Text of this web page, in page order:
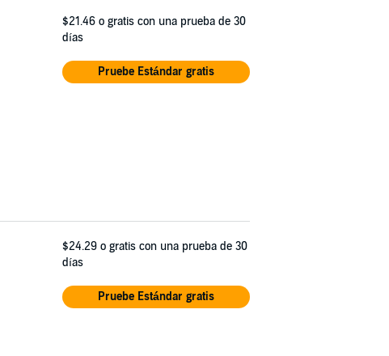
$21.46 o gratis con una prueba de 30
días
Pruebe Estándar gratis
$24.29 o gratis con una prueba de 30
días
Pruebe Estándar gratis